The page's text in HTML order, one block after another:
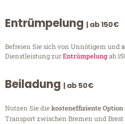
Entrümpelung | ab 150€
Befreien Sie sich von Unnötigem und
Dienstleistung zurEntrümpelungab
Beiladung | ab 50€
Nutzen Sie diekosteneffiziente Option
Transport zwischen Bremen und Brest